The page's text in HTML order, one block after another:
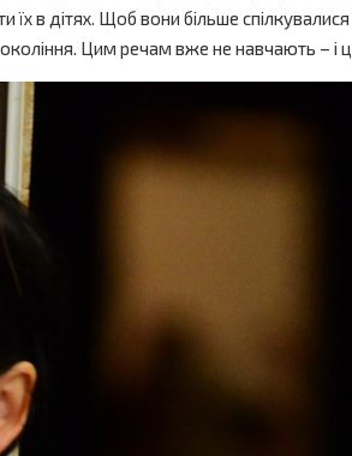
в дітях. Щоб вони більше
Цим речам вже не навчають – і